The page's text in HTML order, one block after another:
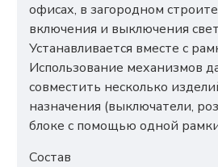
офисах, в загородном
включения и выключения
Устанавливается вместе с
Использование механизмов
совместить несколько
назначения (выключатели,
блоке с помощью одной
Состав